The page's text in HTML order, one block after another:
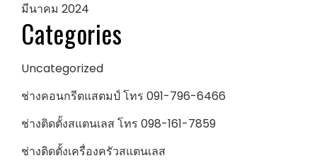
มีนาคม 2024
Categories
Uncategorized
ช่างคอนกรีตแสตมป์ โทร 091-796-6466
ช่างติดตั้งสแตนเลส โทร 098-161-7859
ช่างติดตั้งเครื่องครัวสแตนเลส